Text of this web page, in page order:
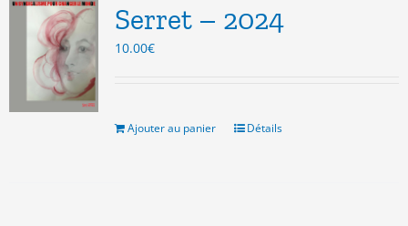
Serret – 2024
10.00€
Ajouter au panier Détails